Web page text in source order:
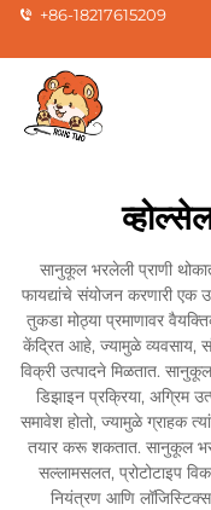
+86-18217615209
सानुकूल भरलेली प्राणी
फायद्यांचे संयोजन करणारी एक
तुकडा मोठ्या प्रमाणावर
केंद्रित आहे, ज्यामुळे व्यवसाय,
विक्री उत्पादने मिळतात.
डिझाइन प्रक्रिया, अग्रिम
समावेश होतो, ज्यामुळे ग्राहक
तयार करू शकतात. सानुकूल
सल्लामसलत, प्रोटोटाइप
नियंत्रण आणि लॉजिस्टिक्स